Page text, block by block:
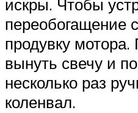
искры. Чтобы
переобогащение
продувку
вынуть свечу и
несколько раз
коленвал.